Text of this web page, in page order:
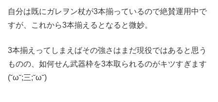
自分は既にガレヲン杖が3本揃っているので絶賛運用中で
すが、これから3本揃えるとなると微妙。
3本揃えってしまえばその強さはまだ現役ではあると思う
ものの、如何せん武器枠を3本取られるのがキツすぎます
(˘ω˘;三;˘ω˘)